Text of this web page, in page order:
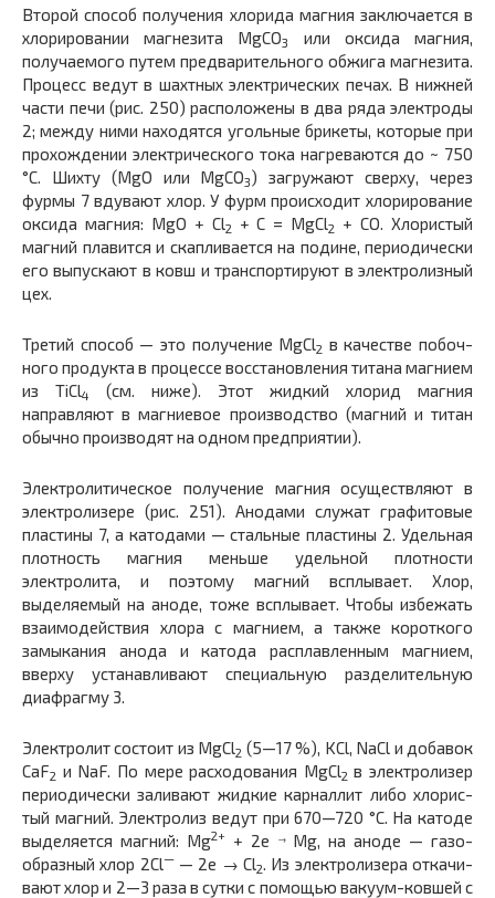
Второй способ получения хлорида магния заключается в
хлорировании магнезита MgCO3
или оксида магния,
получае­мого путем предварительного обжига магнезита.
Процесс ведут в шахтных электрических печах. В нижней
части печи (рис. 250) расположены в два ряда электроды
2; между ними находятся угольные брикеты, которые при
прохождении электрического тока нагреваются до ~ 750
°С. Шихту (MgO или MgCO3) загружают сверху, через
фурмы 7 вдувают хлор. У фурм происходит хлорирование
оксида магния: MgO + Cl2 + С = MgCl2
+ СО. Хлористый
магний плавится и скапливается на подине, периодически
его выпускают в ковш и транспортируют в электролизный
цех.
Третий способ — это получение MgCl2 в качестве побоч­
ного продукта в процессе восстановления титана магнием
из TiCl4
(см. ниже). Этот жидкий хлорид магния
направляют в магниевое производство (магний и титан
обычно производят на одном предприятии).
Электролитическое получение магния осуществляют в
электролизере (рис. 251). Анодами служат графитовые
плас­тины 7, а катодами — стальные пластины 2. Удельная
плот­ность магния меньше удельной плотности
электролита, и поэтому магний всплывает. Хлор,
выделяемый на аноде, тоже всплывает. Чтобы избежать
взаимодействия хлора с магнием, а также короткого
замыкания анода и катода расплавленным магнием,
вверху устанавливают специальную разделительную
диафрагму 3.
Электролит состоит из MgCl2 (5—17 %), KCl, NaCl и до­бавок
CaF2 и NaF. По мере расходования MgCl2 в электролизер
периодически заливают жидкие карналлит либо хлорис­
тый магний. Электролиз ведут при 670—720 °С. На катоде
выделяется магний: Mg2+ + 2e →Mg, на аноде — газо­
образный хлор 2Cl—— 2е → Cl2. Из электролизера откачи­
вают хлор и 2—3 раза в сутки с помощью вакуум-ковшей с